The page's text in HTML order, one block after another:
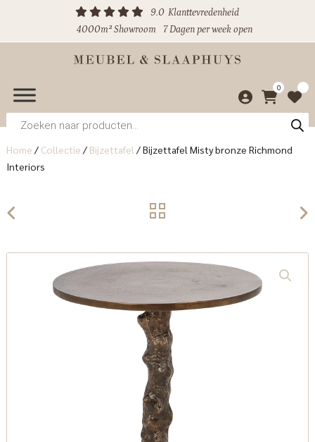
9.0 Klanttevredenheid
4000m² Showroom
7 Dagen per week open
0
Producten
zoeken
Home / Collectie / Bijzettafel /Bijzettafel Misty bronze Richmond
Interiors